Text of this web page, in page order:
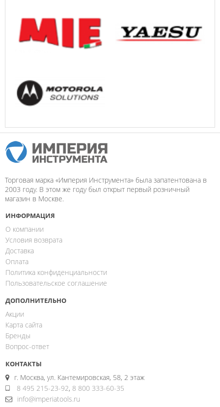
Торговая марка «Империя Инструмента» была запатентована в
2003 году. В этом же году был открыт первый розничный
магазин в Москве.
ИНФОРМАЦИЯ
О компании
Условия возврата
Доставка
Оплата
Политика конфиденциальности
Пользовательское соглашение
ДОПОЛНИТЕЛЬНО
Акции
Карта сайта
Бренды
Вопрос-ответ
КОНТАКТЫ
г. Москва, ул. Кантемировская, 58, 2 этаж
8 495 215-23-92, 8 800 333-60-35
info@imperiatools.ru